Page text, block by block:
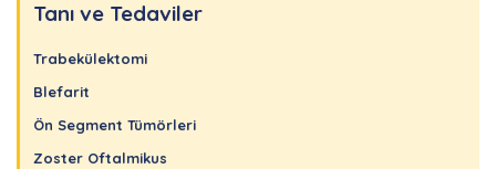
Tanı ve Tedaviler
Trabekülektomi
Blefarit
Ön Segment Tümörleri
Zoster Oftalmikus